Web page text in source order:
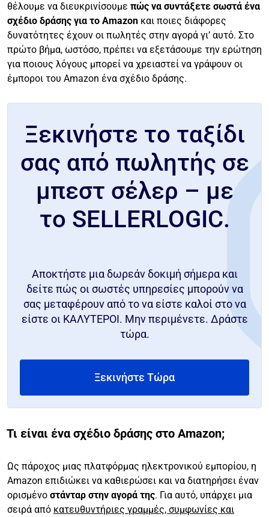
θέλουμε να διευκρινίσουμε πώς να συντάξετε σωστά ένα
σχέδιο δράσης για το Amazon και ποιες διάφορες
δυνατότητες έχουν οι πωλητές στην αγορά γι’ αυτό. Στο
πρώτο βήμα, ωστόσο, πρέπει να εξετάσουμε την ερώτηση
για ποιους λόγους μπορεί να χρειαστεί να γράψουν οι
έμποροι του Amazon ένα σχέδιο δράσης.
Ξεκινήστε το ταξίδι
σας από πωλητής σε
μπεστ σέλερ – με
το SELLERLOGIC.
Αποκτήστε μια δωρεάν δοκιμή σήμερα και
δείτε πώς οι σωστές υπηρεσίες μπορούν να
σας μεταφέρουν από το να είστε καλοί στο να
είστε οι ΚΑΛΥΤΕΡΟΙ. Μην περιμένετε. Δράστε
τώρα.
Ξεκινήστε Τώρα
Τι είναι ένα σχέδιο δράσης στο Amazon;
Ως πάροχος μιας πλατφόρμας ηλεκτρονικού εμπορίου, η
Amazon επιδιώκει να καθιερώσει και να διατηρήσει έναν
ορισμένο στάνταρ στην αγορά της. Για αυτό, υπάρχει μια
σειρά από κατευθυντήριες γραμμές, συμφωνίες και